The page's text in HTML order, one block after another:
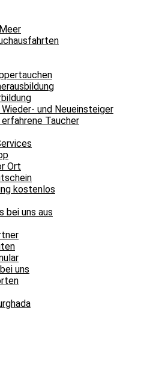
und Neueinsteiger
Taucher
Ort
kostenlos
bei uns aus
uns